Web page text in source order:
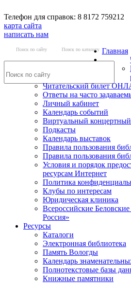
Телефон для справок: 8 8172 759212
карта сайта
написать нам
Поиск по сайту Поиск по каталогу Главная
Читательский билет
Ответы на часто
Личный кабинет
Календарь событий
Виртуальный концертный
Подкасты
Календарь выставок
Правила пользования
Правила пользования
Условия и порядок
ресурсам Интернет
Политика
Клубы по интересам
Юридическая клиника
Всероссийские
Россия»
Ресурсы
Каталоги
Электронная библиотека
Память Вологды
Календарь
Полнотекстовые базы
Книжные памятники